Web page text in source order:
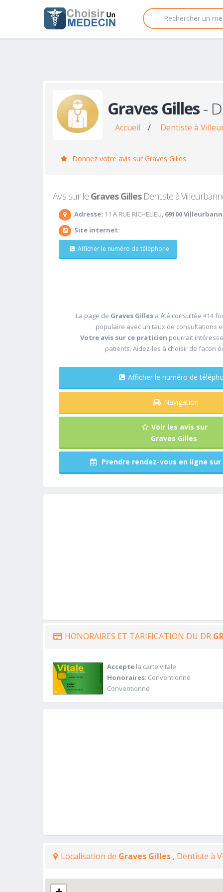
Graves Gilles-
Accueil / Dentiste à
Donnez votre avis sur Graves Gilles
Avis sur le Graves GillesDentiste à
Adresse: 11 A RUE RICHELIEU, 69100
Site internet:
Afficher le numéro de téléphone
La page de Graves Gilles a été consultée 414
populaire avec un taux de consultations
Votre avis sur ce praticien pourrait
patients. Aidez-les à choisir de facon
Afficher le numéro de
Navigation
Voir les avis sur
Graves Gilles
Prendre rendez-vous en ligne
HONORAIRES ET TARIFICATION DU DR
Acceptela carte vitale
Honoraires: Conventionné
Conventionné
Localisation de Graves Gilles , Dentiste à